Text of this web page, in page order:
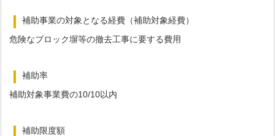
補助事業の対象となる経費（補助対象経費）
危険なブロック塀等の撤去工事に要する費用
補助率
補助対象事業費の10/10以内
補助限度額